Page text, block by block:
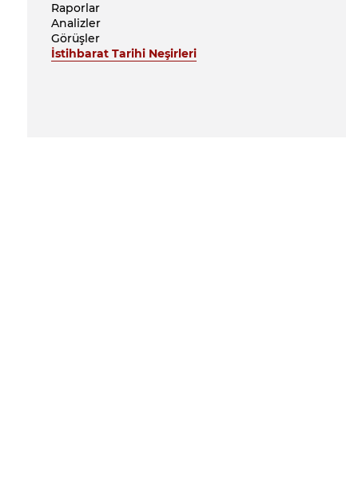
Raporlar
Analizler
Görüşler
İstihbarat Tarihi Neşirleri